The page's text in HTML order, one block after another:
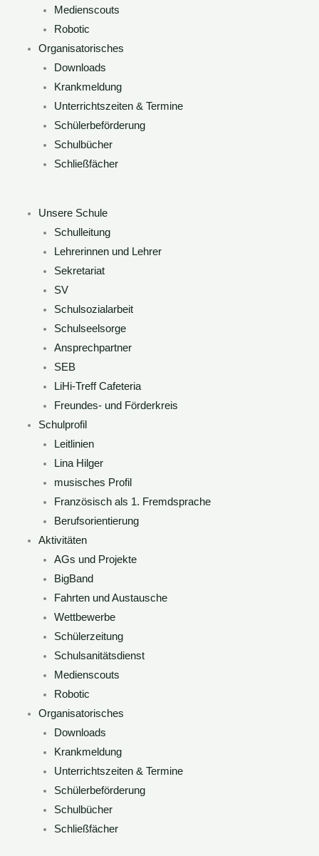
Medienscouts
Robotic
Organisatorisches
Downloads
Krankmeldung
Unterrichtszeiten & Termine
Schülerbeförderung
Schulbücher
Schließfächer
Unsere Schule
Schulleitung
Lehrerinnen und Lehrer
Sekretariat
SV
Schulsozialarbeit
Schulseelsorge
Ansprechpartner
SEB
LiHi-Treff Cafeteria
Freundes- und Förderkreis
Schulprofil
Leitlinien
Lina Hilger
musisches Profil
Französisch als 1. Fremdsprache
Berufsorientierung
Aktivitäten
AGs und Projekte
BigBand
Fahrten und Austausche
Wettbewerbe
Schülerzeitung
Schulsanitätsdienst
Medienscouts
Robotic
Organisatorisches
Downloads
Krankmeldung
Unterrichtszeiten & Termine
Schülerbeförderung
Schulbücher
Schließfächer